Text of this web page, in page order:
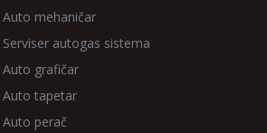
Auto mehaničar
Serviser autogas sistema
Auto grafičar
Auto tapetar
Auto perač